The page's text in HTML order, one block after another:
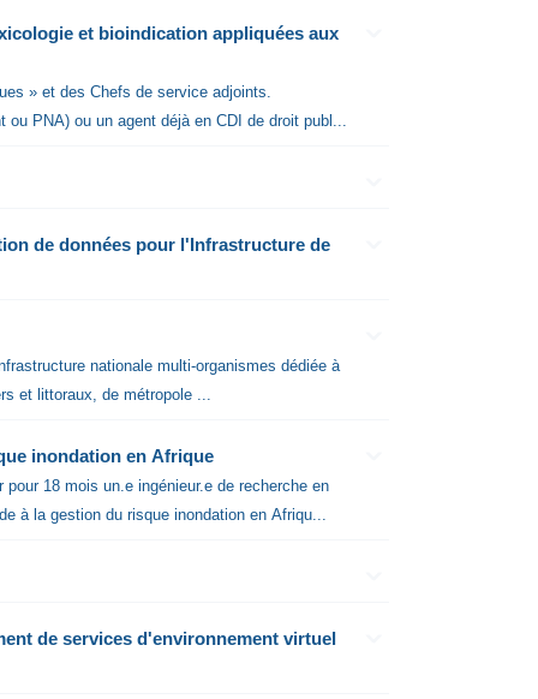
et bioindication appliquées aux
» et des Chefs de service adjoints.
PNA) ou un agent déjà en CDI de droit publ...
de données pour l'Infrastructure de
et littoraux, de métropole ...
inondation en Afrique
à la gestion du risque inondation en Afriqu...
de services d'environnement virtuel